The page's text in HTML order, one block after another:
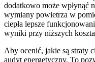
dodatkowo może wpłynąć
wymiany powietrza w
ciepła lepsze
wyniki przy niższych
Aby ocenić, jakie są straty
audyt energetyczny. To